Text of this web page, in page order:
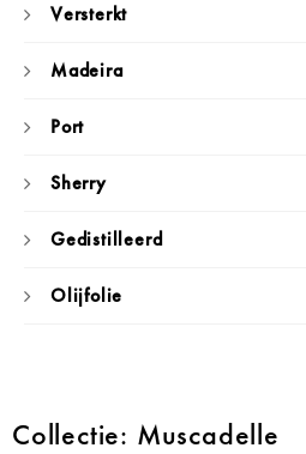
Versterkt
Madeira
Port
Sherry
Gedistilleerd
Olijfolie
Collectie: Muscadelle